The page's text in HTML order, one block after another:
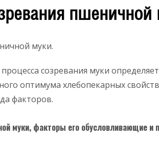
пшеничной
муки.
созревания муки
оптимума хлебопекарных
факторов.
муки, факторы его обусловливающие и